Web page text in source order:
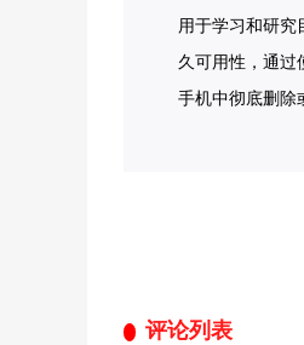
用于学习和研
久可用性，通过
手机中彻底删除
评论列表